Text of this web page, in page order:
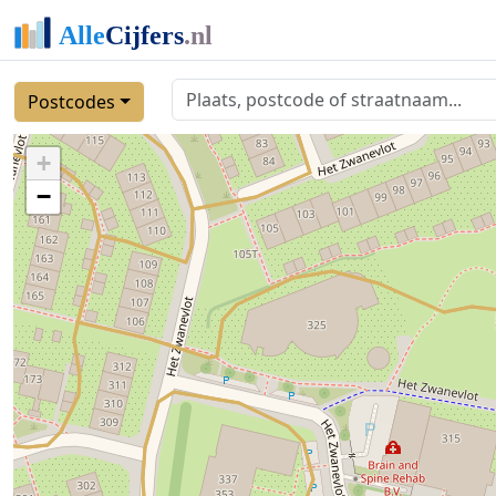
Postcodes
+
−